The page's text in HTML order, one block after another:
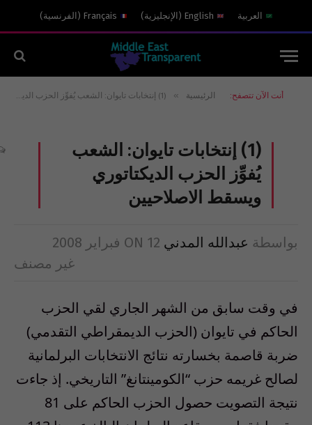
العربية English
( الإنجليزية)
Français
( الفرنسية)
أنت الآن تتصفح: الرئيسية » (1) إنتخابات تايوان: الشعب يُفوِّز الحزب الديكتاتوري ويسقط الاصلاحيين
(1) إنتخابات تايوان: الشعب
يُفوِّز الحزب الديكتاتوري
ويسقط الاصلاحيين
بواسطة عبدالله المدني ON 12 فبراير 2008
غير مصنف
في وقت سابق من الشهر الجاري لقي الحزب
الحاكم في تايوان (الحزب الديمقراطي التقدمي)
ضربة قاصمة بخسارته نتائج الانتخابات البرلمانية
لصالح غريمه حزب “الكومينتانغ” التاريخي. إذ جاءت
نتيجة التصويت حصول الحزب الحاكم على 81